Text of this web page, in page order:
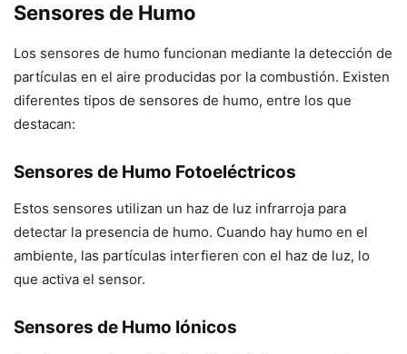
Sensores de Humo
Los sensores de humo funcionan mediante la detección de
partículas en el aire producidas por la combustión. Existen
diferentes tipos de sensores de humo, entre los que
destacan:
Sensores de Humo Fotoeléctricos
Estos sensores utilizan un haz de luz infrarroja para
detectar la presencia de humo. Cuando hay humo en el
ambiente, las partículas interfieren con el haz de luz, lo
que activa el sensor.
Sensores de Humo Iónicos